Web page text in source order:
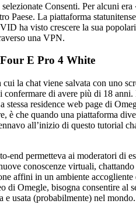
Consenti. Per alcuni
Paese. La piattaforma
ha visto crescere la sua
una VPN.
E Pro 4 White
la chat viene salvata con uno
di avere più di 18
residence web page di
è che quando una piattaforma
all’inizio di questo tutorial
end permetteva ai moderatori di
conoscenze virtuali,
affini in un ambiente accogliente
di Omegle, bisogna consentire
usata (probabilmente) nel mondo.